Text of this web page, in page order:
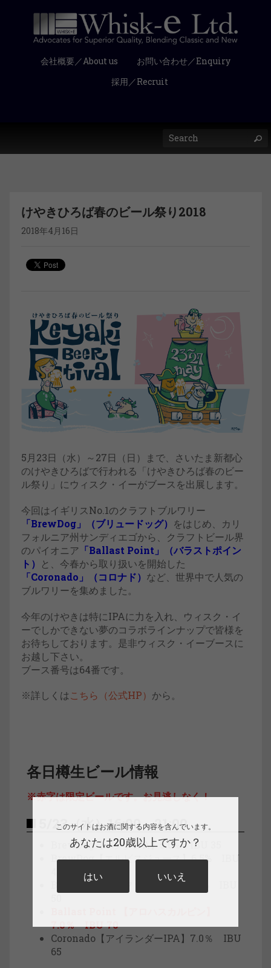
会社概要／About us
お問い合わせ／Enquiry
採用／Recruit
けやきひろば春のビール祭り2018
2018年4月16日
5月23日（水）～27日（日）まで、さいたま新都心
のけやきひろばで行われる「けやきひろば春のビー
ル祭り」にウィスク・イーがブースを出展します。
今回はイギリスNo.1のクラフトブルワリー
「BrewDog」（ブリュードッグ） をはじめ、カリ
フォルニア州サンディエゴから、クラフトビール界
のパイオニア 「Ballast Point」（バラストポイン
ト） と、今春から取り扱いを開始した
「Coronado」（コロナド） など、世界中で人気の
ブルワリーを集めました。
今年のけやきは特にIPAに力を入れ、ウィスク・イ
ーでしかできない夢のコラボラインナップで皆様を
お待ちしております。是非ウィスク・イーブースに
お越し下さい。
ブース番号は64番です。
※詳しくはこちら（公式HP） から。
各日樽生ビール情報
※赤字は限定ビールです。お見逃しなく！
5/23（水）16:00～21:00
BrewDog【パンクIPA】5.6% IBU 35
BrewDog【エルビスジュース】6.5% IBU
Ballast Point【ファゾムIPA】6.0% IBU
7.0％ IBU 70
Coronado【アイランダーIPA】7.0％ IBU
65
このサイトはお酒に関する内容を含んでいます。
あなたは20歳以上ですか？
はい いいえ